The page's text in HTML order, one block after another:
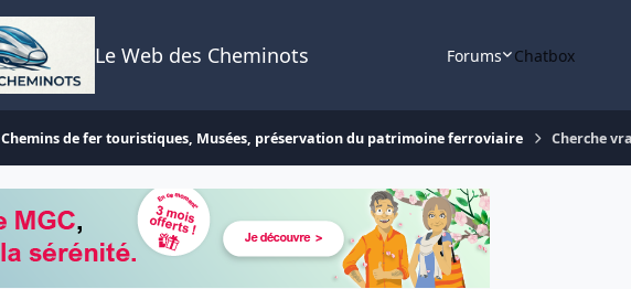
Le Web des Cheminots Forums Chatbox
Chemins de fer touristiques, Musées, préservation du patrimoine ferroviaire Cherche